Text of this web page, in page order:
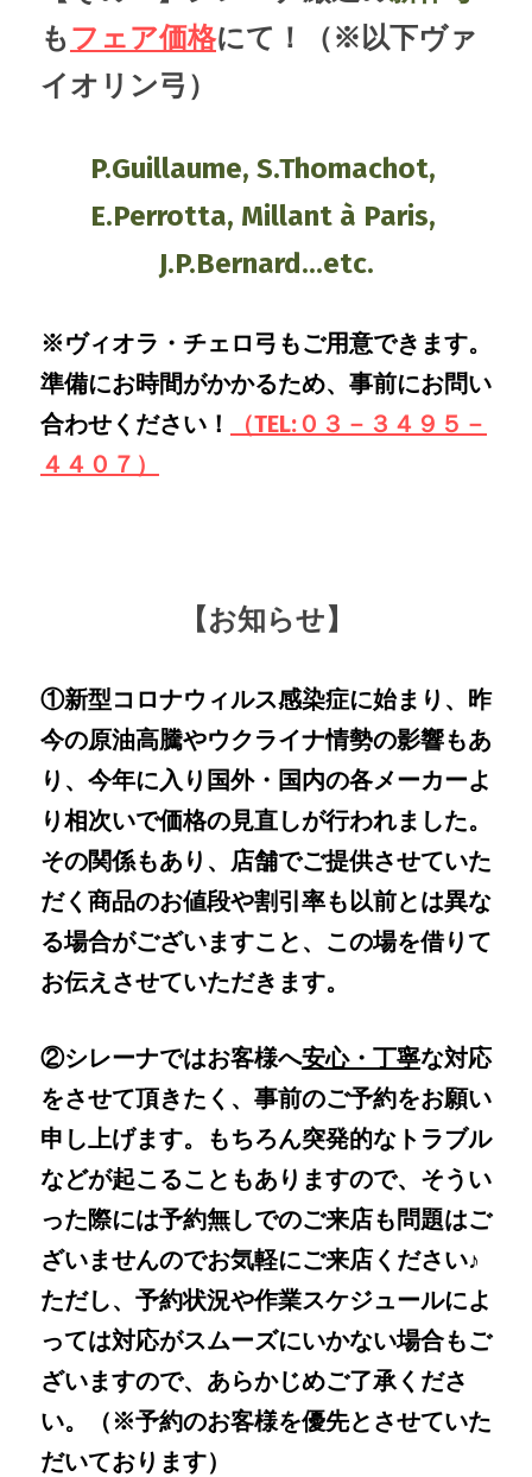
もフェア価格にて！（※以下ヴァ
イオリン弓）
P.Guillaume, S.Thomachot,
E.Perrotta, Millant à Paris,
J.P.Bernard...etc.
※ヴィオラ・チェロ弓もご用意できます。
準備にお時間がかかるため、事前にお問い
合わせください！
（TEL:０３－３４９５－
４４０７）
【お知らせ】
①新型コロナウィルス感染症に始まり、昨
今の原油高騰やウクライナ情勢の影響もあ
り、今年に入り国外・国内の各メーカーよ
り相次いで価格の見直しが行われました。
その関係もあり、店舗でご提供させていた
だく商品のお値段や割引率も以前とは異な
る場合がございますこと、この場を借りて
お伝えさせていただきます。
②シレーナではお客様へ安心・丁寧な対応
をさせて頂きたく、事前のご予約をお願い
申し上げます。もちろん突発的なトラブル
などが起こることもありますので、そうい
った際には予約無しでのご来店も問題はご
ざいませんのでお気軽にご来店ください♪
ただし、予約状況や作業スケジュールによ
っては対応がスムーズにいかない場合もご
ざいますので、あらかじめご了承くださ
い。（※予約のお客様を優先とさせていた
だいております）